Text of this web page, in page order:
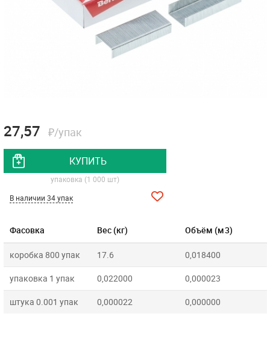
Фасовка Вес (кг) Объём (м3)
коробка 800 упак 17.6 0,018400
упаковка 1 упак 0,022000 0,000023
штука 0.001 упак 0,000022 0,000000
27,57 ₽/упак
КУПИТЬ
упаковка (1 000 шт)
В наличии 34 упак